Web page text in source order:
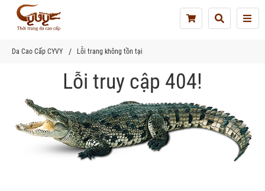
Da Cao Cấp CYVY Lỗi trang không tồn tại
Lỗi truy cập 404!